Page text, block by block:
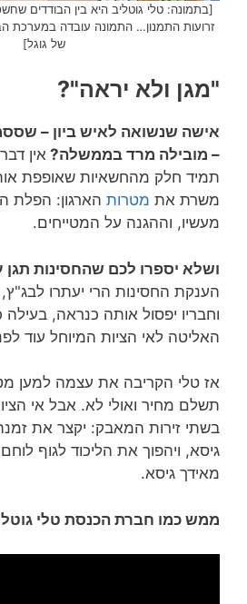
[בתמונה: טלי גוטליב היא בין הבודדים
של גוגל]
"מגן ולא יראה"?
אישה שנשואה לאיש ביון –
– מובילה מרד בממשלה? אין
תמיד חלק מהחשאיות שאופפת
משרת את מטרות הארגון: הפלת
מעשיו, וההגנה על המטייחים.
ושלא יספרו לכם שהחסינות תגן
הענקת החסינות הרי יעתרו לבג"ץ,
וחבריו יפסול אותה כנראה, בעילה
האליטה לאי הציות המיוחל עוד
אז טלי הקריבה את עצמה למען
תשלם מחיר ואולי לא. אבל אי
בשתי זירות המאבק: יקצר את
גיסא, ויהפוך את הליכוד לגוף
מאידך גיסא.
ממש כמו חברת הכנסת טלי